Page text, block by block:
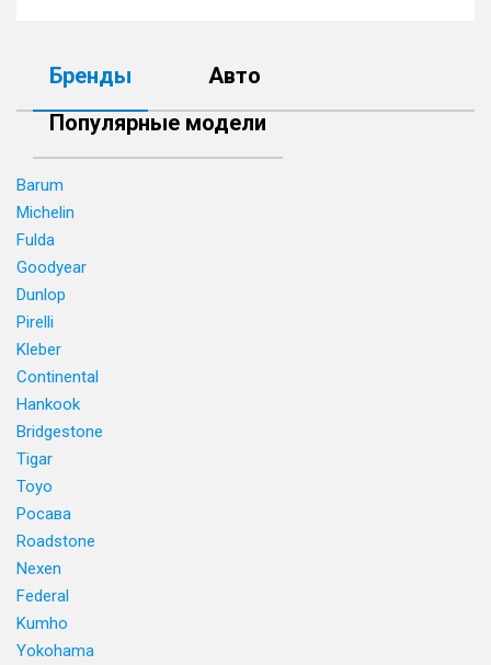
Бренды
Авто
Популярные модели
Barum
Michelin
Fulda
Goodyear
Dunlop
Pirelli
Kleber
Continental
Hankook
Bridgestone
Tigar
Toyo
Росава
Roadstone
Nexen
Federal
Kumho
Yokohama